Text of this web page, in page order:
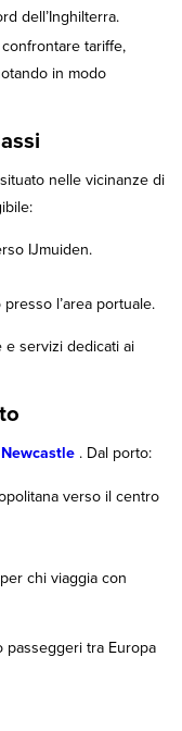
dell’Inghilterra.
tariffe,
in modo
nelle vicinanze di
IJmuiden.
l’area portuale.
e servizi dedicati ai
Newcastle . Dal porto:
verso il centro
chi viaggia con
passeggeri tra Europa